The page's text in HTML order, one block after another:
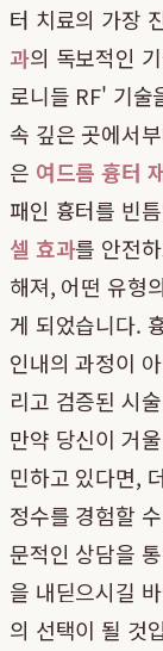
터 치료의 가장
과의 독보적인
로니들 RF' 기술
속 깊은 곳에서
은 여드름 흉터
패인 흉터를 빈
셀 효과를 안전
해져, 어떤 유형
게 되었습니다.
인내의 과정이
리고 검증된 시
만약 당신이 거
민하고 있다면,
정수를 경험할
문적인 상담을
을 내딛으시길
의 선택이 될 것